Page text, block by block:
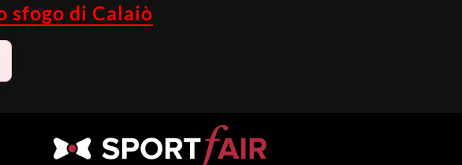
sfogo di Calaiò